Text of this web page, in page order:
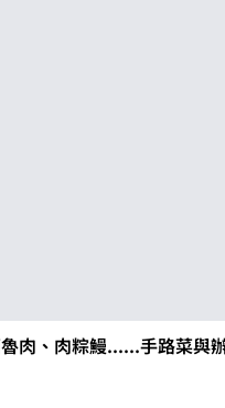
肉、肉粽鰻......手路菜與